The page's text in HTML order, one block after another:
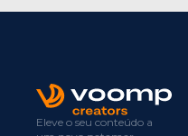
Eleve o seu conteúdo a